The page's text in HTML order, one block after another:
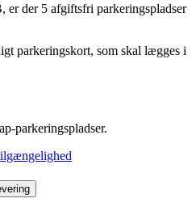
der 5 afgiftsfri parkeringspladser
parkeringskort, som skal lægges i
parkeringspladser.